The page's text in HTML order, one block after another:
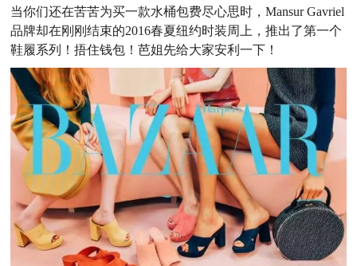
当你们还在苦苦为买一款水桶包费尽心思时，Mansur Gavriel
品牌却在刚刚结束的2016春夏纽约时装周上，推出了第一个
鞋履系列！捂住钱包！芭姐先给大家安利一下！